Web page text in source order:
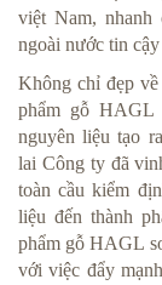
việt Nam, nhanh
ngoài nước tin
Không chỉ đẹp về
phẩm gỗ HAGL
nguyên liệu tạo
lai Công ty đã
toàn cầu kiểm
liệu đến thành
phẩm gỗ HAGL
với việc đẩy